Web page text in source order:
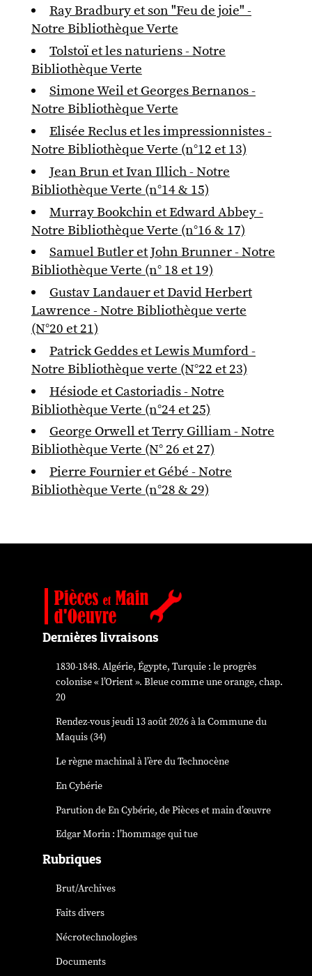
Ray Bradbury et son "Feu de joie" -
Notre Bibliothèque Verte
Tolstoï et les naturiens - Notre
Bibliothèque Verte
Simone Weil et Georges Bernanos -
Notre Bibliothèque Verte
Elisée Reclus et les impressionnistes -
Notre Bibliothèque Verte (n°12 et 13)
Jean Brun et Ivan Illich - Notre
Bibliothèque Verte (n°14 & 15)
Murray Bookchin et Edward Abbey -
Notre Bibliothèque Verte (n°16 & 17)
Samuel Butler et John Brunner - Notre
Bibliothèque Verte (n° 18 et 19)
Gustav Landauer et David Herbert
Lawrence - Notre Bibliothèque verte
(N°20 et 21)
Patrick Geddes et Lewis Mumford -
Notre Bibliothèque verte (N°22 et 23)
Hésiode et Castoriadis - Notre
Bibliothèque Verte (n°24 et 25)
George Orwell et Terry Gilliam - Notre
Bibliothèque Verte (N° 26 et 27)
Pierre Fournier et Gébé - Notre
Bibliothèque Verte (n°28 & 29)
Dernières livraisons
1830-1848. Algérie, Égypte, Turquie : le progrès
colonise « l’Orient ». Bleue comme une orange, chap.
20
Rendez-vous jeudi 13 août 2026 à la Commune du
Maquis (34)
Le règne machinal à l’ère du Technocène
En Cybérie
Parution deEn Cybérie, de Pièces et main d’œuvre
Edgar Morin : l’hommage qui tue
Rubriques
Brut/Archives
Faits divers
Nécrotechnologies
Documents